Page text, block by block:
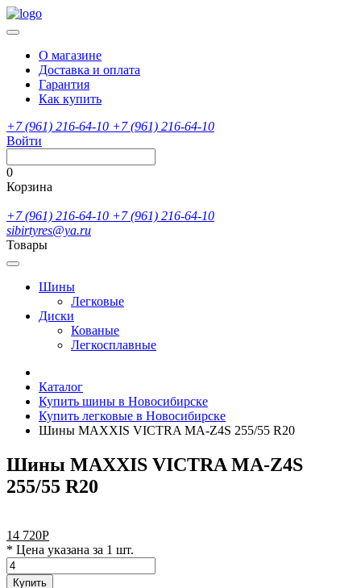
О магазине
Доставка и оплата
Гарантия
Как купить
+7 (961) 216-64-10 +7 (961) 216-64-10
Войти
0
Корзина
+7 (961) 216-64-10 +7 (961) 216-64-10
sibirtyres@ya.ru
Товары
Шины
Легковые
Диски
Кованые
Легкосплавные
Каталог
Купить шины в Новосибирске
Купить легковые в Новосибирске
Шины MAXXIS VICTRA MA-Z4S 255/55 R20
Шины MAXXIS VICTRA MA-Z4S
255/55 R20
14 720Р
* Цена указана за 1 шт.
Купить